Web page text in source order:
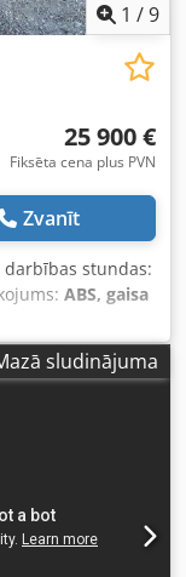
1 /9
25 900 €
Fiksēta cena plus PVN
Zvanīt
darbības stundas:
ABS, gaisa
Platums: 2 507
723 mm Nominālā
sludinājuma